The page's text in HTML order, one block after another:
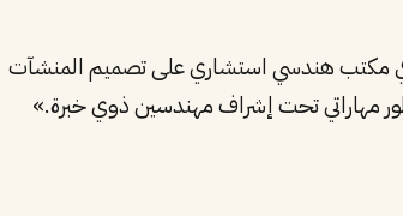
مكتب هندسي استشاري على تصميم المنشآت